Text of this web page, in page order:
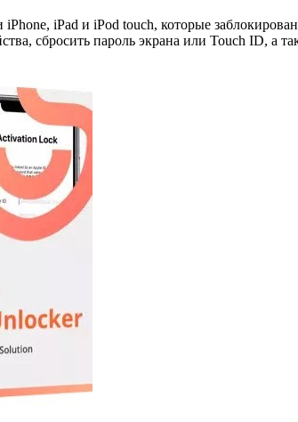
iPad и iPod touch, которые
сбросить пароль экрана или Touch ID, а